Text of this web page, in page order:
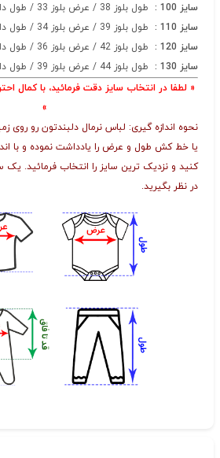
سایز 100
: طول بلوز 38
/ عرض بلوز 33 / طول دامن 30
سایز 110
: طول بلوز 39 / عرض بلوز 34 / طول دامن 30
سایز 120
: طول بلوز 42 / عرض بلوز 36 / طول دامن 32
سایز 130
: طول بلوز 44 / عرض بلوز 39 / طول دامن 34
« لطفا در انتخاب سایز دقت فرمائید، با کمال
»
نحوه اندازه گیری: لباس نرمال دلبندتون رو
یا خط کش طول و عرض را یادداشت نموده و با
کنید و نزدیک ترین سایز را انتخاب فرمائید. یک
در نظر بگیرید.